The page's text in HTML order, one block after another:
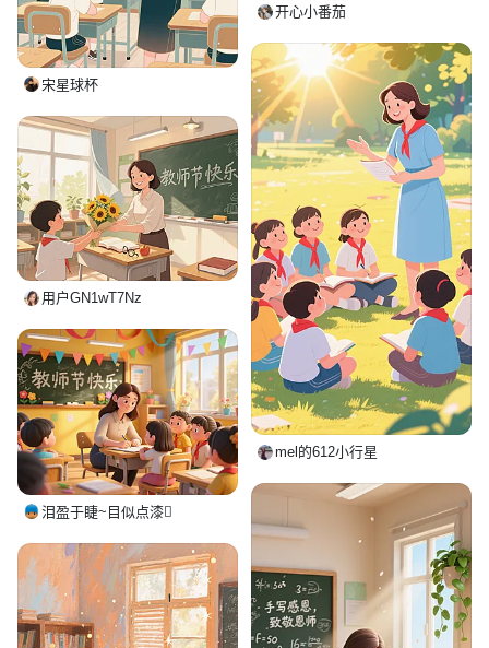
开心小番茄
宋星球杯
mel的612小行星
用户GN1wT7Nz
泪盈于睫~目似点漆